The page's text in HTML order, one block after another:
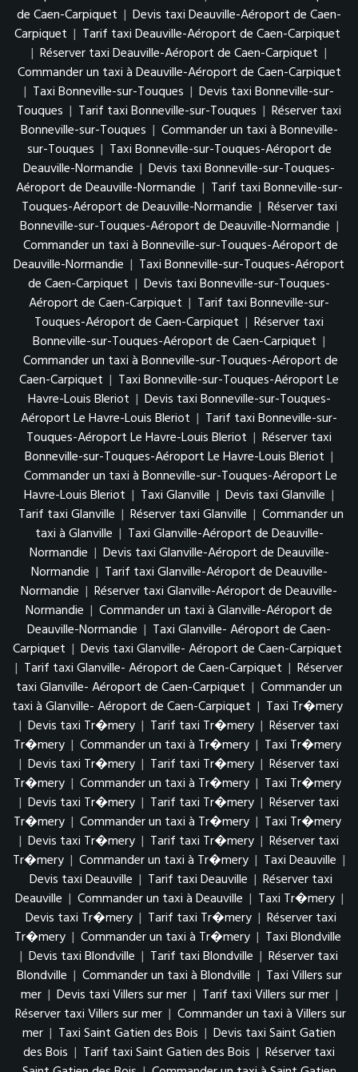
de Caen-Carpiquet | Devis taxi Deauville-Aéroport de Caen-
Carpiquet | Tarif taxi Deauville-Aéroport de Caen-Carpiquet
| Réserver taxi Deauville-Aéroport de Caen-Carpiquet |
Commander un taxi à Deauville-Aéroport de Caen-Carpiquet
| Taxi Bonneville-sur-Touques | Devis taxi Bonneville-sur-
Touques | Tarif taxi Bonneville-sur-Touques | Réserver taxi
Bonneville-sur-Touques | Commander un taxi à Bonneville-
sur-Touques | Taxi Bonneville-sur-Touques-Aéroport de
Deauville-Normandie | Devis taxi Bonneville-sur-Touques-
Aéroport de Deauville-Normandie | Tarif taxi Bonneville-sur-
Touques-Aéroport de Deauville-Normandie | Réserver taxi
Bonneville-sur-Touques-Aéroport de Deauville-Normandie |
Commander un taxi à Bonneville-sur-Touques-Aéroport de
Deauville-Normandie | Taxi Bonneville-sur-Touques-Aéroport
de Caen-Carpiquet | Devis taxi Bonneville-sur-Touques-
Aéroport de Caen-Carpiquet | Tarif taxi Bonneville-sur-
Touques-Aéroport de Caen-Carpiquet | Réserver taxi
Bonneville-sur-Touques-Aéroport de Caen-Carpiquet |
Commander un taxi à Bonneville-sur-Touques-Aéroport de
Caen-Carpiquet | Taxi Bonneville-sur-Touques-Aéroport Le
Havre-Louis Bleriot | Devis taxi Bonneville-sur-Touques-
Aéroport Le Havre-Louis Bleriot | Tarif taxi Bonneville-sur-
Touques-Aéroport Le Havre-Louis Bleriot | Réserver taxi
Bonneville-sur-Touques-Aéroport Le Havre-Louis Bleriot |
Commander un taxi à Bonneville-sur-Touques-Aéroport Le
Havre-Louis Bleriot | Taxi Glanville | Devis taxi Glanville |
Tarif taxi Glanville | Réserver taxi Glanville | Commander un
taxi à Glanville | Taxi Glanville-Aéroport de Deauville-
Normandie | Devis taxi Glanville-Aéroport de Deauville-
Normandie | Tarif taxi Glanville-Aéroport de Deauville-
Normandie | Réserver taxi Glanville-Aéroport de Deauville-
Normandie | Commander un taxi à Glanville-Aéroport de
Deauville-Normandie | Taxi Glanville- Aéroport de Caen-
Carpiquet | Devis taxi Glanville- Aéroport de Caen-Carpiquet
| Tarif taxi Glanville- Aéroport de Caen-Carpiquet | Réserver
taxi Glanville- Aéroport de Caen-Carpiquet | Commander un
taxi à Glanville- Aéroport de Caen-Carpiquet | Taxi Tr�mery
| Devis taxi Tr�mery | Tarif taxi Tr�mery | Réserver taxi
Tr�mery | Commander un taxi à Tr�mery | Taxi Tr�mery
| Devis taxi Tr�mery | Tarif taxi Tr�mery | Réserver taxi
Tr�mery | Commander un taxi à Tr�mery | Taxi Tr�mery
| Devis taxi Tr�mery | Tarif taxi Tr�mery | Réserver taxi
Tr�mery | Commander un taxi à Tr�mery | Taxi Tr�mery
| Devis taxi Tr�mery | Tarif taxi Tr�mery | Réserver taxi
Tr�mery | Commander un taxi à Tr�mery | Taxi Deauville |
Devis taxi Deauville | Tarif taxi Deauville | Réserver taxi
Deauville | Commander un taxi à Deauville | Taxi Tr�mery |
Devis taxi Tr�mery | Tarif taxi Tr�mery | Réserver taxi
Tr�mery | Commander un taxi à Tr�mery | Taxi Blondville
| Devis taxi Blondville | Tarif taxi Blondville | Réserver taxi
Blondville | Commander un taxi à Blondville | Taxi Villers sur
mer | Devis taxi Villers sur mer | Tarif taxi Villers sur mer |
Réserver taxi Villers sur mer | Commander un taxi à Villers sur
mer | Taxi Saint Gatien des Bois | Devis taxi Saint Gatien
des Bois | Tarif taxi Saint Gatien des Bois | Réserver taxi